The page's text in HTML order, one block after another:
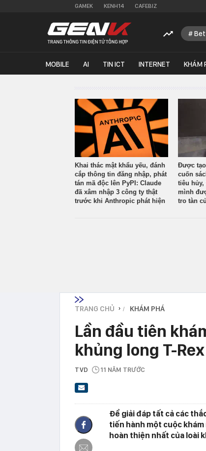
GAMEK KENH14 CAFEBIZ
MOBILE AI TIN ICT INTERNET KHÁM
Khai thác mật khẩu yếu, đánh
cắp thông tin đăng nhập, phát
tán mã độc lên PyPI: Claude
đã xâm nhập 3 công ty thật
trước khi Anthropic phát hiện
Được
cuốn
tiêu hủy,
mình
tro tàn
TRANG CHỦ › KHÁM PHÁ
Lần đầu tiên
khủng long T-
TVD 11 NĂM TRƯỚC
Để giải đáp tất cả các
tiến hành một cuộc
hoàn thiện nhất của loài